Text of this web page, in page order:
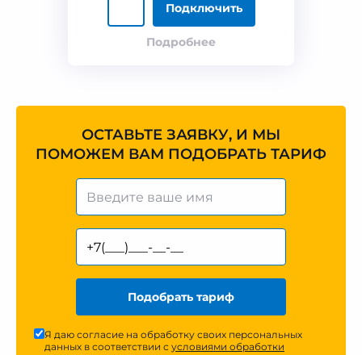
Подключить
Подробнее
ОСТАВЬТЕ ЗАЯВКУ, И МЫ
ПОМОЖЕМ ВАМ ПОДОБРАТЬ ТАРИФ
Подобрать тариф
Я даю согласие на обработку своих персональных
данных в соответствии с условиями обработки